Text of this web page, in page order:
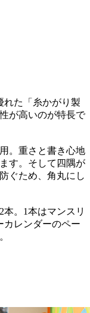
れた「糸かがり製
が高いのが特長で
。重さと書き心地
す。そして四隅が
ぐため、角丸にし
。1本はマンスリ
カレンダーのペー